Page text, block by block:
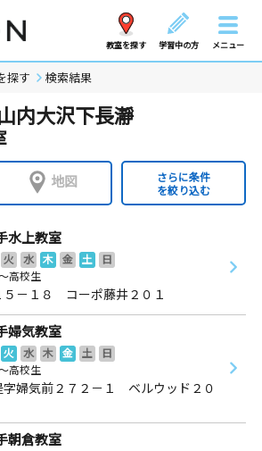
教室を探す 学習中の方 メニュー
探す 検索結果
内大沢下長瀞
地図
さらに条件
を絞り込む
水上教室
火 水 木 金 土
日
高校生
－１８ コーポ藤井２０１
婦気教室
火 水 木 金 土
日
高校生
字婦気前２７２－１ ベルウッド２０
朝倉教室